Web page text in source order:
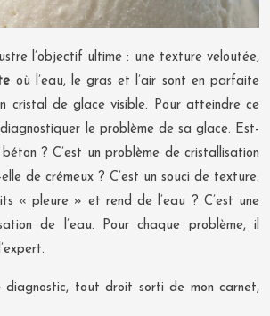
l’objectif ultime : une texture veloutée,
où l’eau, le gras et l’air sont en parfaite
cristal de glace visible. Pour atteindre ce
le problème de sa glace. Est-
? C’est un problème de cristallisation
de crémeux ? C’est un souci de texture.
« pleure » et rend de l’eau ? C’est une
de l’eau. Pour chaque problème, il
diagnostic, tout droit sorti de mon carnet,